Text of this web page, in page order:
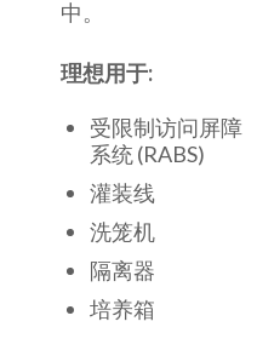
中。
理想用于:
受限制访问屏障
系统 (RABS)
灌装线
洗笼机
隔离器
培养箱